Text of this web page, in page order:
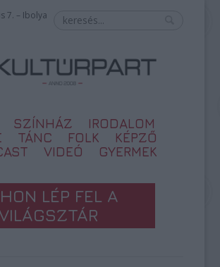
7. – Ibolya
SZÍNHÁZ
IRODALOM
TÁNC FOLK
KÉPZŐ
VIDEÓ GYERMEK
LÉP FEL A